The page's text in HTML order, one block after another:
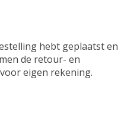
hebt geplaatst en
de retour- en
eigen rekening.